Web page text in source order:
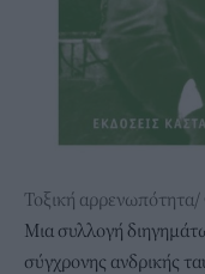
Τοξική
Μια συλλογή
σύγχρονης ανδρικής